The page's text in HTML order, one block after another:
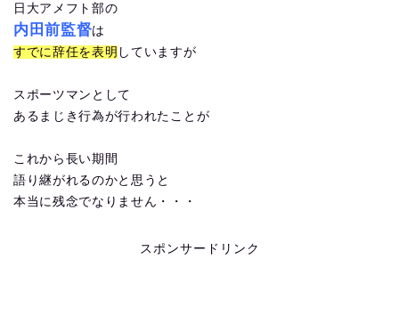
日大アメフト部の
内田前監督は
すでに辞任を表明 していますが
スポーツマンとして
あるまじき行為が行われたことが
これから長い期間
語り継がれるのかと思うと
本当に残念でなりません・・・
スポンサードリンク